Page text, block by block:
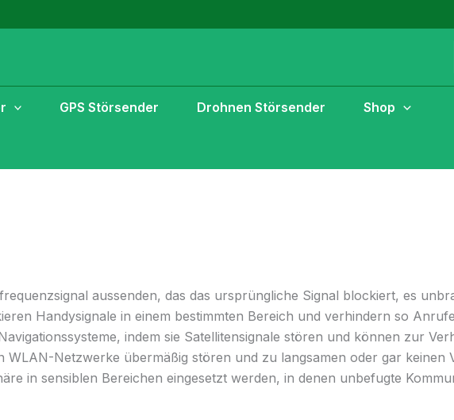
GPS Störsender Drohnen Störsender Shop
aussenden, das das ursprüngliche Signal blockiert, es
Handysignale in einem bestimmten Bereich und verhindern so
indem sie Satellitensignale stören und können zur
WLAN-Netzwerke übermäßig stören und zu langsamen oder gar keinen
in sensiblen Bereichen eingesetzt werden, in denen unbefugte